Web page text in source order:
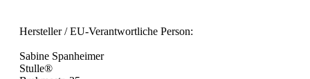
Hersteller / EU-Verantwortliche Person:
Sabine Spanheimer
Stulle®